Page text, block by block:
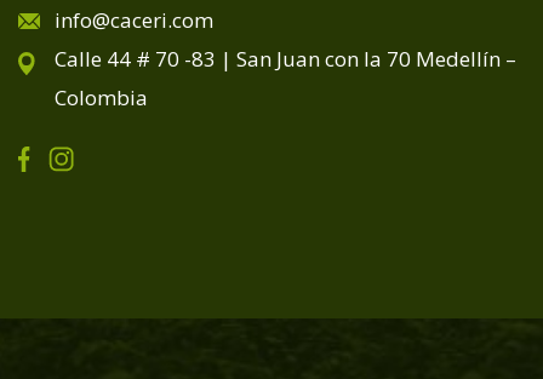
info@caceri.com
Calle 44 # 70 -83 | San Juan con la 70 Medellín –
Colombia